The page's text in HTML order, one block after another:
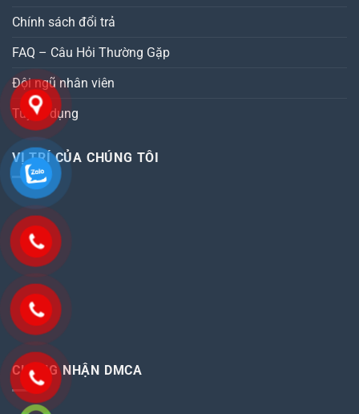
Chính sách đổi trả
FAQ – Câu Hỏi Thường Gặp
Đội ngũ nhân viên
Tuyển dụng
VỊ TRÍ CỦA CHÚNG TÔI
CHỨNG NHẬN DMCA